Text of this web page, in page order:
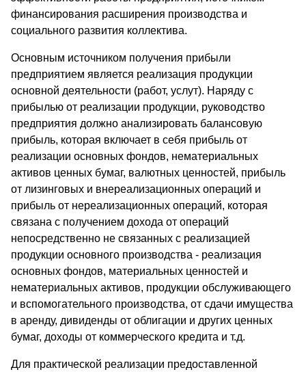
финансирования расширения производства и
социального развития коллектива.
Основным источником получения прибыли
предприятием является реализация продукции
основной деятельности (работ, услут). Наряду с
прибылью от реализации продукции, руководство
предприятия должно анализировать балансовую
прибыль, которая включает в себя прибыль от
реализации основных фондов, нематериальных
активов ценных бумаг, валютных ценностей, прибыль
от лизинговых и внереализационных операций и
прибыль от нереализационных операций, которая
связана с получением дохода от операций
непосредственно не связанных с реализацией
продукции основного производства - реализация
основных фондов, материальных ценностей и
нематериальных активов, продукции обслуживающего
и вспомогательного производства, от сдачи имущества
в аренду, дивиденды от облигации и других ценных
бумаг, доходы от коммерческого кредита и т.д.
Для практической реализации предоставленной